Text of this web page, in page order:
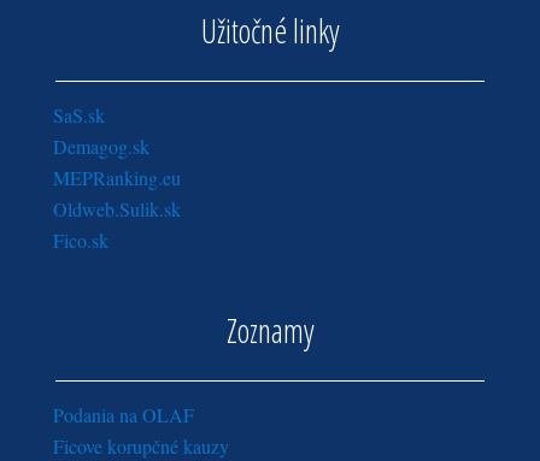
Užitočné linky
SaS.sk
Demagog.sk
MEPRanking.eu
Oldweb.Sulik.sk
Fico.sk
Zoznamy
Podania na OLAF
Ficove korupčné kauzy